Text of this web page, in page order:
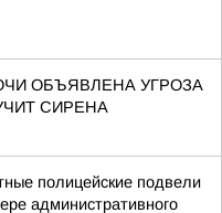
ОБЪЯВЛЕНА УГРОЗА
СИРЕНА
полицейские подвели
административного